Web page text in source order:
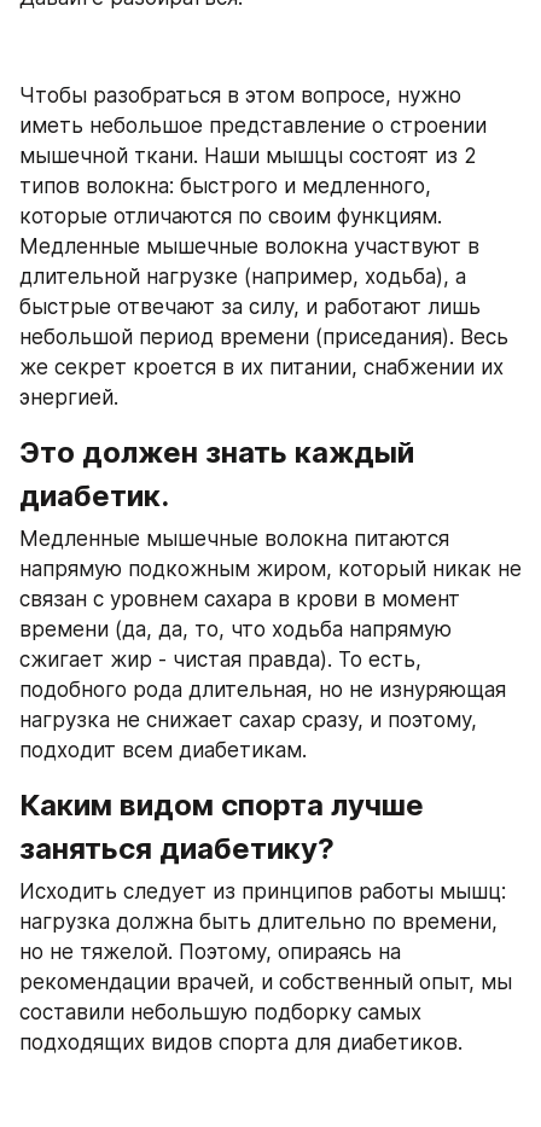
Чтобы разобраться в этом вопросе, нужно
иметь небольшое представление о строении
мышечной ткани. Наши мышцы состоят из 2
типов волокна: быстрого и медленного,
которые отличаются по своим функциям.
Медленные мышечные волокна участвуют в
длительной нагрузке (например, ходьба), а
быстрые отвечают за силу, и работают лишь
небольшой период времени (приседания). Весь
же секрет кроется в их питании, снабжении их
энергией.
Это должен знать каждый
диабетик.
Медленные мышечные волокна питаются
напрямую подкожным жиром, который никак не
связан с уровнем сахара в крови в момент
времени (да, да, то, что ходьба напрямую
сжигает жир - чистая правда). То есть,
подобного рода длительная, но не изнуряющая
нагрузка не снижает сахар сразу, и поэтому,
подходит всем диабетикам.
Каким видом спорта лучше
заняться диабетику?
Исходить следует из принципов работы мышц:
нагрузка должна быть длительно по времени,
но не тяжелой. Поэтому, опираясь на
рекомендации врачей, и собственный опыт, мы
составили небольшую подборку самых
подходящих видов спорта для диабетиков.